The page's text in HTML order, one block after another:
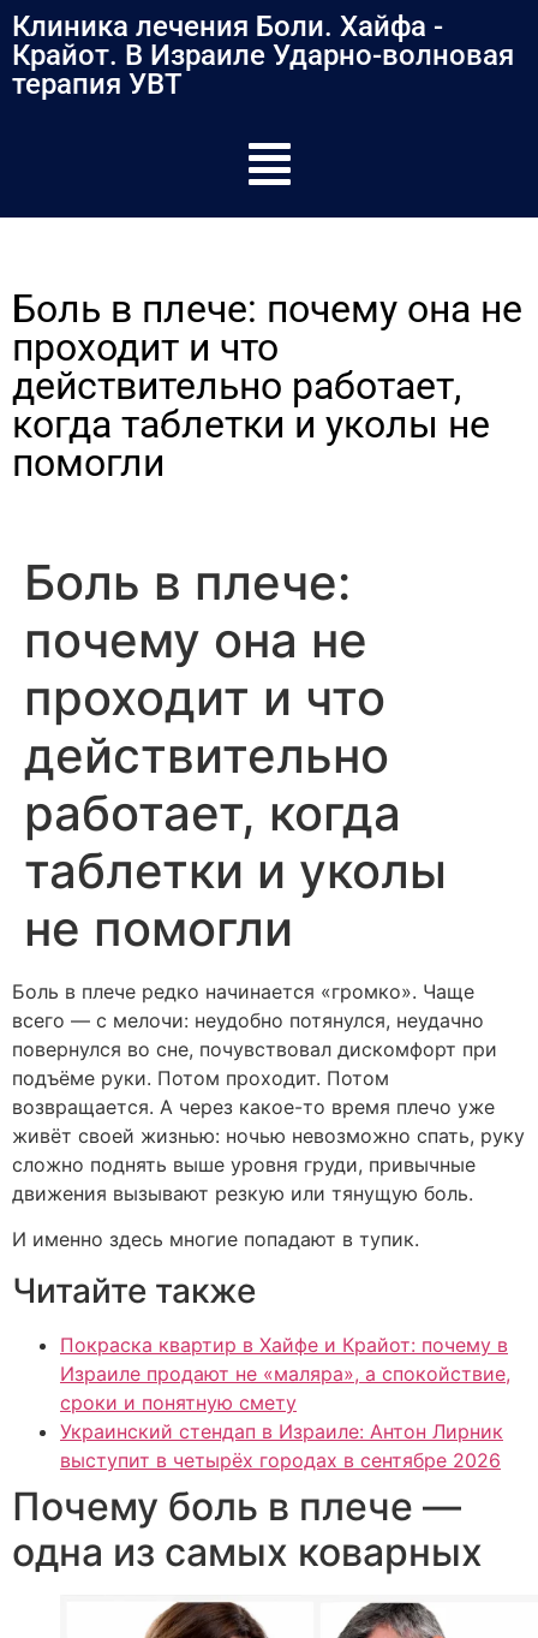
содержимому
Клиника лечения Боли. Хайфа -
Крайот. В Израиле Ударно-волновая
терапия УВТ
Боль в плече: почему она не
проходит и что
действительно работает,
когда таблетки и уколы не
помогли
Боль в плече:
почему она не
проходит и что
действительно
работает, когда
таблетки и уколы
не помогли
Боль в плече редко начинается «громко». Чаще
всего — с мелочи: неудобно потянулся, неудачно
повернулся во сне, почувствовал дискомфорт при
подъёме руки. Потом проходит. Потом
возвращается. А через какое-то время плечо уже
живёт своей жизнью: ночью невозможно спать, руку
сложно поднять выше уровня груди, привычные
движения вызывают резкую или тянущую боль.
И именно здесь многие попадают в тупик.
Читайте также
Покраска квартир в Хайфе и Крайот: почему в
Израиле продают не «маляра», а спокойствие,
сроки и понятную смету
Украинский стендап в Израиле: Антон Лирник
выступит в четырёх городах в сентябре 2026
Почему боль в плече —
одна из самых коварных